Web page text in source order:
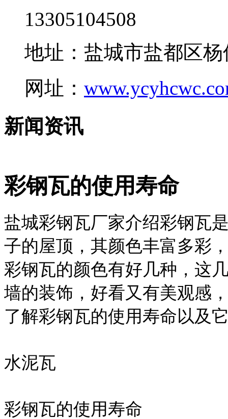
13305104508
地址：盐城市盐都区
网址：
新闻资讯
彩钢瓦的使用寿命
盐城彩钢瓦厂家介绍彩钢瓦
子的屋顶，其颜色丰富多彩
彩钢瓦的颜色有好几种，这
墙的装饰，好看又有美观感
了解彩钢瓦的使用寿命以及
水泥瓦
彩钢瓦的使用寿命